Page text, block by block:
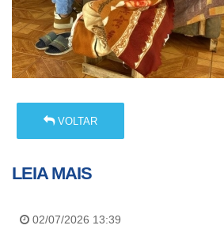
VOLTAR
LEIA MAIS
02/07/2026 13:39